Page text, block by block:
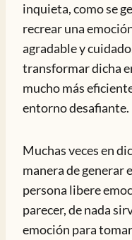
inquieta, como se
recrear una
agradable y
transformar dicha
mucho más
entorno desafiante.
Muchas veces en
manera de generar
persona libere
parecer, de nada
emoción para